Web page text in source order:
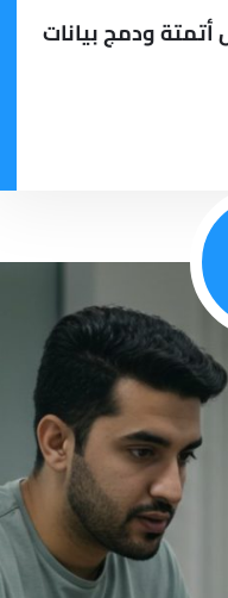
ودمج بيانات